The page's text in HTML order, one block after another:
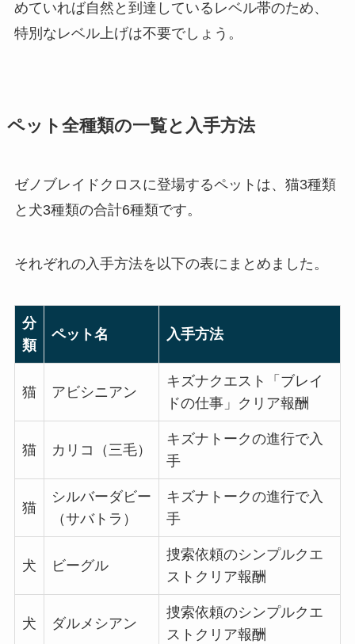
めていれば自然と到達しているレベル帯のため、
特別なレベル上げは不要でしょう。
ペット全種類の一覧と入手方法
ゼノブレイドクロスに登場するペットは、猫3種類
と犬3種類の合計6種類です。
それぞれの入手方法を以下の表にまとめました。
分
類
ペット名 入手方法
猫 アビシニアン
キズナクエスト「ブレイ
ドの仕事」クリア報酬
猫 カリコ（三毛）
キズナトークの進行で入
手
猫
シルバーダビー
（サバトラ）
キズナトークの進行で入
手
犬 ビーグル
捜索依頼のシンプルクエ
ストクリア報酬
犬 ダルメシアン
捜索依頼のシンプルクエ
ストクリア報酬